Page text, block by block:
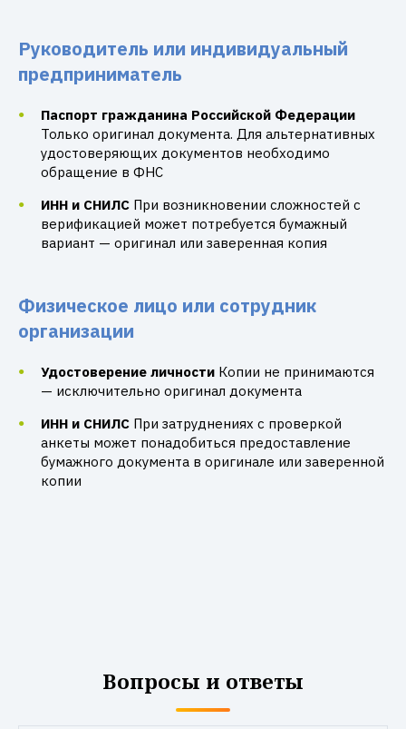
Руководитель или индивидуальный
предприниматель
Паспорт гражданина Российской Федерации
Только оригинал документа. Для альтернативных
удостоверяющих документов необходимо
обращение в ФНС
ИНН и СНИЛС При возникновении сложностей с
верификацией может потребуется бумажный
вариант — оригинал или заверенная копия
Физическое лицо или сотрудник
организации
Удостоверение личности Копии не принимаются
— исключительно оригинал документа
ИНН и СНИЛС При затруднениях с проверкой
анкеты может понадобиться предоставление
бумажного документа в оригинале или заверенной
копии
Вопросы и ответы